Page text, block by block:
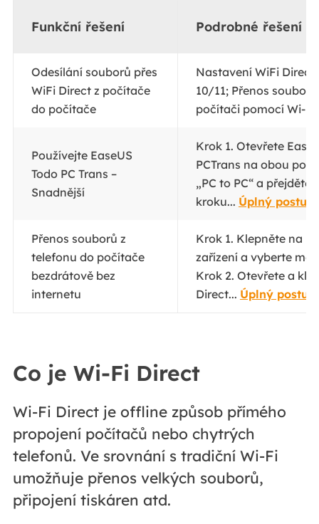
Funkční řešení Podrobné řešení
Odesílání souborů přes
WiFi Direct z počítače
do počítače
Nastavení WiFi Direct
10/11; Přenos
počítači pomocí Wi-
Používejte EaseUS
Todo PC Trans –
Snadnější
Krok 1. Otevřete
PCTrans na obou
„PC to PC“ a přejděte
kroku... Úplný postup
Přenos souborů z
telefonu do počítače
bezdrátově bez
internetu
Krok 1. Klepněte na
zařízení a vyberte
Krok 2. Otevřete a
Direct... Úplný postup
Co je Wi-Fi Direct
Wi-Fi Direct je offline způsob přímého
propojení počítačů nebo chytrých
telefonů. Ve srovnání s tradiční Wi-Fi
umožňuje přenos velkých souborů,
připojení tiskáren atd.